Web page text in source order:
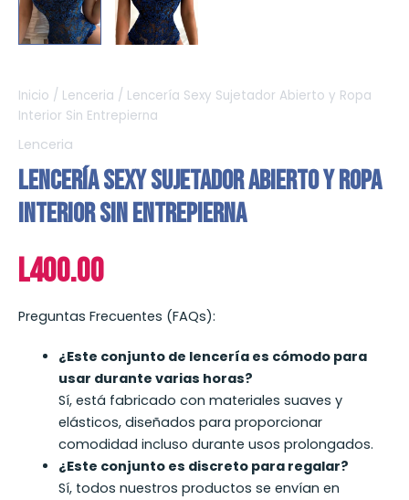
Inicio / Lenceria / Lencería Sexy Sujetador Abierto y Ropa
Interior Sin Entrepierna
Lenceria
Lencería Sexy Sujetador Abierto y Ropa
Interior Sin Entrepierna
L400.00
Preguntas Frecuentes (FAQs):
¿Este conjunto de lencería es cómodo para
usar durante varias horas?
Sí, está fabricado con materiales suaves y
elásticos, diseñados para proporcionar
comodidad incluso durante usos prolongados.
¿Este conjunto es discreto para regalar?
Sí, todos nuestros productos se envían en